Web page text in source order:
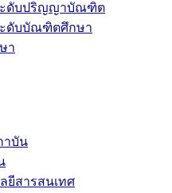
ะดับปริญญาบัณฑิต
ะดับบัณฑิตศึกษา
า
าบัน
ยีสารสนเทศ